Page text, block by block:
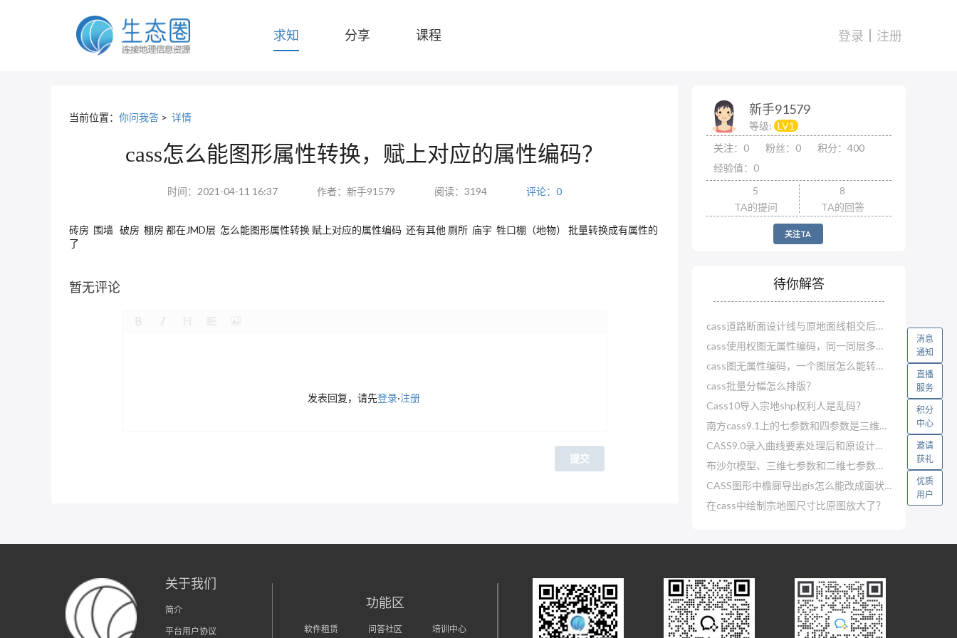
求知 分享 课程 登录 注册
当前位置： 你问我答 > 详情
cass怎么能图形属性转换，赋上对应的属性编码？
时间：2021-04-11 16:37 作者：新手91579 阅读：3194 评论：0
砖房 围墙 破房 棚房 都在JMD层 怎么能图形属性转换 赋上对应的属性编码 还有其他 厕所 庙宇 牲口棚（地物） 批量转换成有属性的
了
暂无评论
发表回复，请先登录·注册
提交
新手91579
等级: LV1
关注：0
粉丝：0
积分：400
经验值：0
5
TA的提问
8
TA的回答
关注TA
待你解答
cass道路断面设计线与原地面线相交后就断了？
cass使用权图无属性编码，同一同层多种怎么赋属性？
cass图无属性编码，一个图层怎么能转换赋值多个实体编码？
cass批量分幅怎么排版？
Cass10导入宗地shp权利人是乱码？
南方cass9.1上的七参数和四参数是三维还是二维？
CASS9.0录入曲线要素处理后和原设计对不上？
布沙尔模型、三维七参数和二维七参数哪一种精度高？
CASS图形中檐廊导出gis怎么能改成面状图层？
在cass中绘制宗地图尺寸比原图放大了？
关于我们
简介
平台用户协议
功能区
软件租赁 问答社区 培训中心
消息
通知
直播
服务
积分
中心
邀请
获礼
优质
用户